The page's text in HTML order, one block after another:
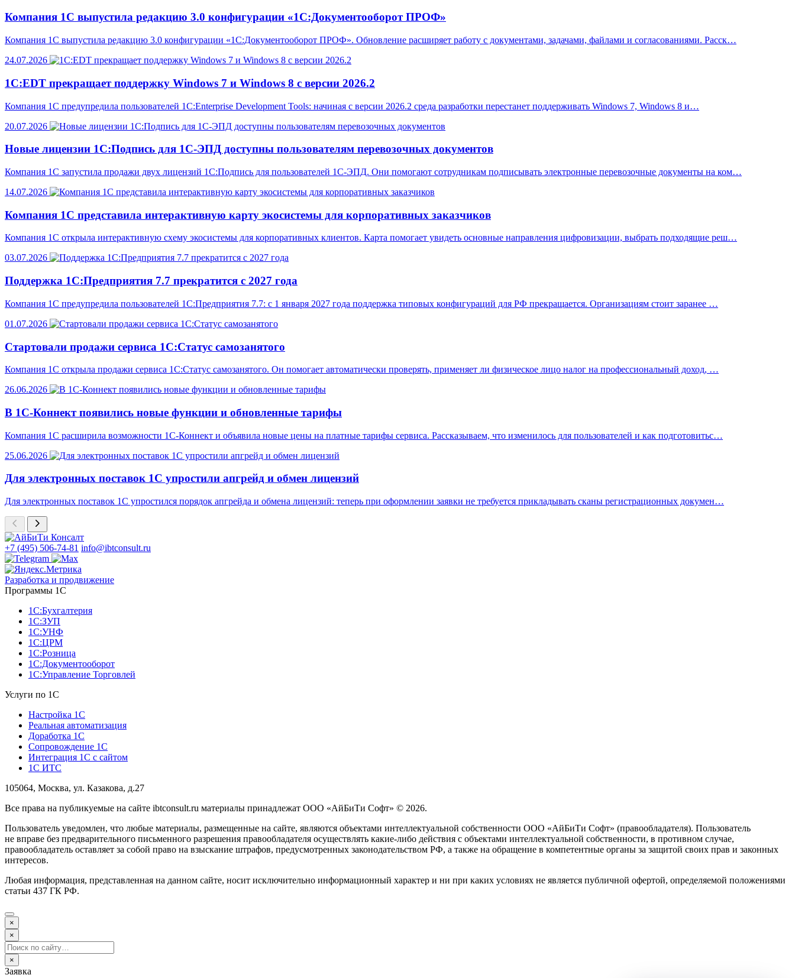
Компания 1С выпустила редакцию 3.0 конфигурации «1С:Документооборот ПРОФ»
Компания 1С выпустила редакцию 3.0 конфигурации «1С:Документооборот ПРОФ». Обновление расширяет работу с документами, задачами, файлами и согласованиями. Расск…
24.07.2026
1С:EDT прекращает поддержку Windows 7 и Windows 8 с версии 2026.2
Компания 1С предупредила пользователей 1C:Enterprise Development Tools: начиная с версии 2026.2 среда разработки перестанет поддерживать Windows 7, Windows 8 и…
20.07.2026
Новые лицензии 1С:Подпись для 1С-ЭПД доступны пользователям перевозочных документов
Компания 1С запустила продажи двух лицензий 1С:Подпись для пользователей 1С-ЭПД. Они помогают сотрудникам подписывать электронные перевозочные документы на ком…
14.07.2026
Компания 1С представила интерактивную карту экосистемы для корпоративных заказчиков
Компания 1С открыла интерактивную схему экосистемы для корпоративных клиентов. Карта помогает увидеть основные направления цифровизации, выбрать подходящие реш…
03.07.2026
Поддержка 1С:Предприятия 7.7 прекратится с 2027 года
Компания 1С предупредила пользователей 1С:Предприятия 7.7: с 1 января 2027 года поддержка типовых конфигураций для РФ прекращается. Организациям стоит заранее …
01.07.2026
Стартовали продажи сервиса 1С:Статус самозанятого
Компания 1С открыла продажи сервиса 1С:Статус самозанятого. Он помогает автоматически проверять, применяет ли физическое лицо налог на профессиональный доход, …
26.06.2026
В 1С-Коннект появились новые функции и обновленные тарифы
Компания 1С расширила возможности 1С-Коннект и объявила новые цены на платные тарифы сервиса. Рассказываем, что изменилось для пользователей и как подготовитьс…
25.06.2026
Для электронных поставок 1С упростили апгрейд и обмен лицензий
Для электронных поставок 1С упростился порядок апгрейда и обмена лицензий: теперь при оформлении заявки не требуется прикладывать сканы регистрационных докумен…
+7 (495) 506-74-81 info@ibtconsult.ru
Разработка и продвижение
Программы 1С
1С:Бухгалтерия
1С:ЗУП
1С:УНФ
1С:ЦРМ
1С:Розница
1С:Документооборот
1С:Управление Торговлей
Услуги по 1С
Настройка 1С
Реальная автоматизация
Доработка 1С
Сопровождение 1С
Интеграция 1С с сайтом
1С ИТС
105064, Москва, ул. Казакова, д.27
Все права на публикуемые на сайте ibtconsult.ru материалы принадлежат ООО «АйБиТи Софт» © 2026.
Пользователь уведомлен, что любые материалы, размещенные на сайте, являются объектами интеллектуальной собственности ООО «АйБиТи Софт» (правообладателя). Пользователь
не вправе без предварительного письменного разрешения правообладателя осуществлять какие-либо действия с объектами интеллектуальной собственности, в противном случае,
правообладатель оставляет за собой право на взыскание штрафов, предусмотренных законодательством РФ, а также на обращение в компетентные органы за защитой своих прав и законных
интересов.
Любая информация, представленная на данном сайте, носит исключительно информационный характер и ни при каких условиях не является публичной офертой, определяемой положениями
статьи 437 ГК РФ.
×
×
×
Заявка